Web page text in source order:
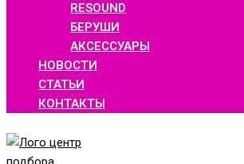
RESOUND
БЕРУШИ
АКСЕССУАРЫ
НОВОСТИ
СТАТЬИ
КОНТАКТЫ